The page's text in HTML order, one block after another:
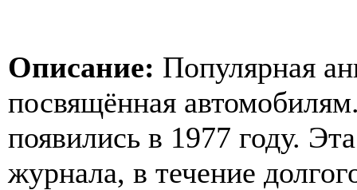
Описание: Популярная
посвящённая
появились в 1977 году.
журнала, в течение